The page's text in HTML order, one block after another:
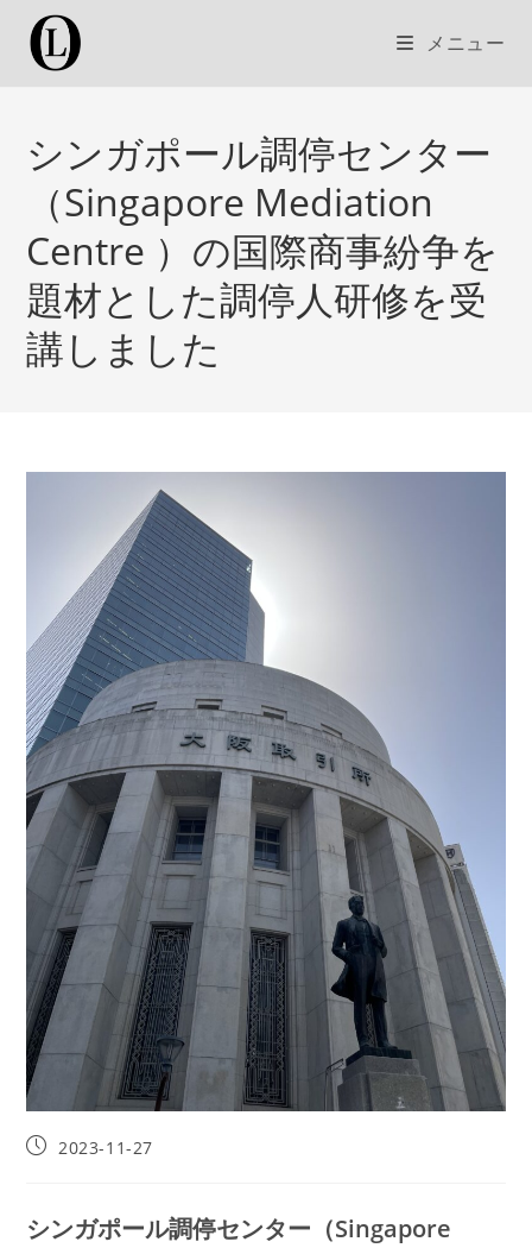
メニュー
シンガポール調停センター
（Singapore Mediation
Centre ）の国際商事紛争を
題材とした調停人研修を受
講しました
投
日:
2023-11-27
シンガポール調停センター（Singapore